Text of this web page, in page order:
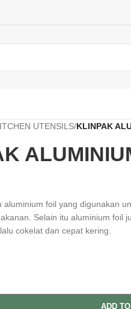
UTENSILS/KLINPAK
aluminium foil yang digunakan
Selain itu aluminium foil
cokelat dan cepat kering.
ADD